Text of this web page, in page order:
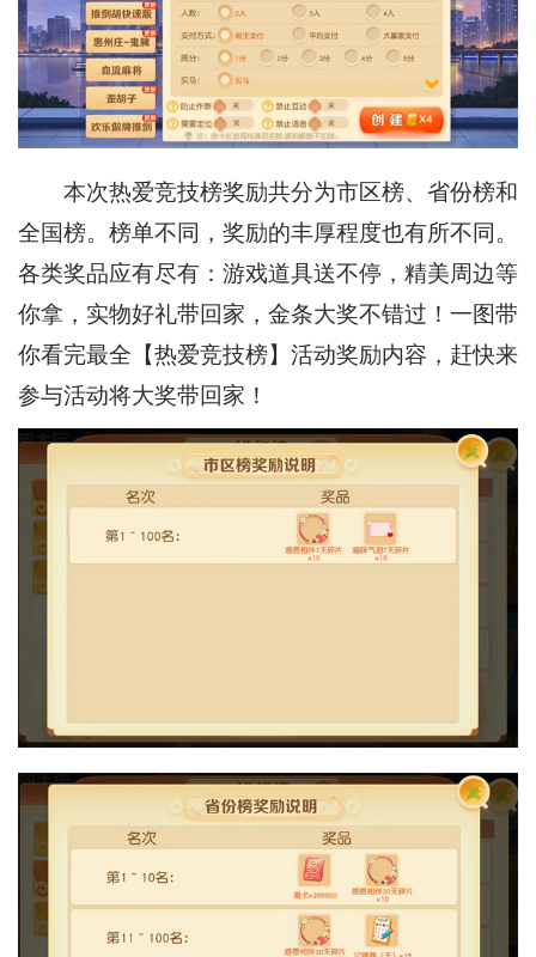
本次热爱竞技榜奖励共分为市区榜、省份榜和
全国榜。榜单不同，奖励的丰厚程度也有所不同。
各类奖品应有尽有：游戏道具送不停，精美周边等
你拿，实物好礼带回家，金条大奖不错过！一图带
你看完最全【热爱竞技榜】活动奖励内容，赶快来
参与活动将大奖带回家！